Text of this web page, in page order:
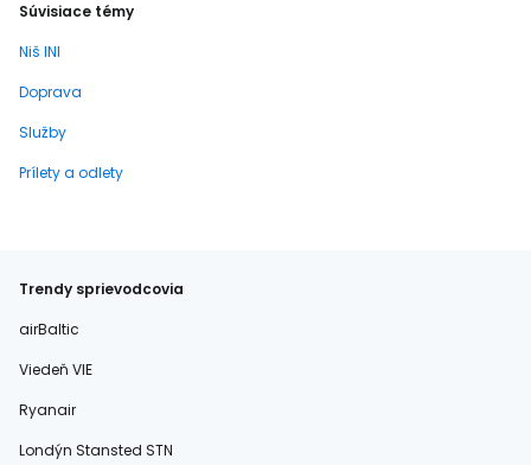
Súvisiace témy
Niš INI
Doprava
Služby
Prílety a odlety
Trendy sprievodcovia
airBaltic
Viedeň VIE
Ryanair
Londýn Stansted STN